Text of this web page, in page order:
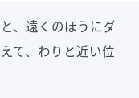
、遠くのほうにダ
て、わりと近い位